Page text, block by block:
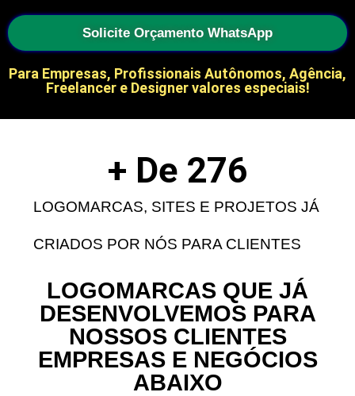
Solicite Orçamento WhatsApp
Para Empresas, Profissionais Autônomos, Agência,
Freelancer e Designer valores especiais!
LOGOMARCAS, SITES E PROJETOS JÁ
CRIADOS POR NÓS PARA CLIENTES
+ De 276
LOGOMARCAS QUE JÁ
DESENVOLVEMOS PARA
NOSSOS CLIENTES
EMPRESAS E NEGÓCIOS
ABAIXO